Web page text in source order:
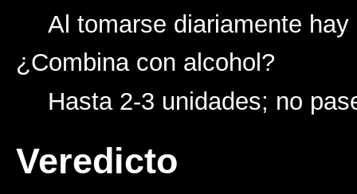
Al tomarse diariamente
¿Combina con alcohol?
Hasta 2-3 unidades; no
Veredicto